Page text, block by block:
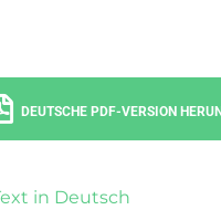
DEUTSCHE PDF-VERSION
in Deutsch